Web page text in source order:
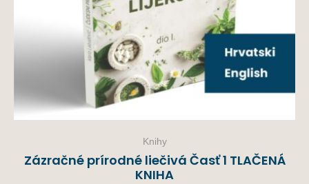
Knihy
Zázračné prírodné liečivá Časť 1 TLAČENÁ
KNIHA